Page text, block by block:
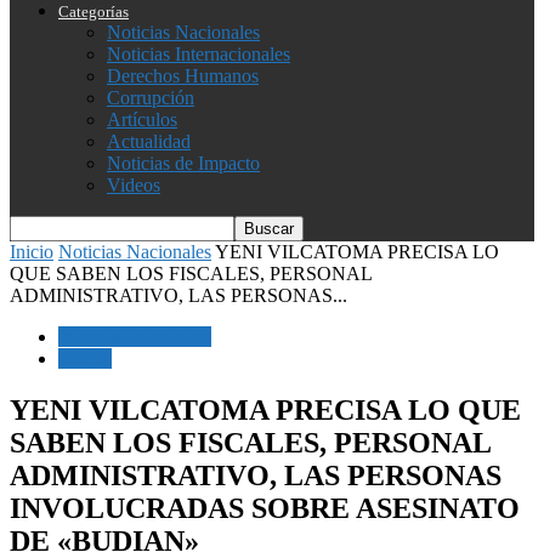
Categorías
Noticias Nacionales
Noticias Internacionales
Derechos Humanos
Corrupción
Artículos
Actualidad
Noticias de Impacto
Videos
Inicio Noticias NacionalesYENI VILCATOMA PRECISA LO
QUE SABEN LOS FISCALES, PERSONAL
ADMINISTRATIVO, LAS PERSONAS...
YENI VILCATOMA PRECISA LO QUE
SABEN LOS FISCALES, PERSONAL
ADMINISTRATIVO, LAS PERSONAS
INVOLUCRADAS SOBRE ASESINATO
DE «BUDIAN»